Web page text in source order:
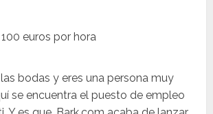
bodas y eres una persona muy
se encuentra el puesto de empleo